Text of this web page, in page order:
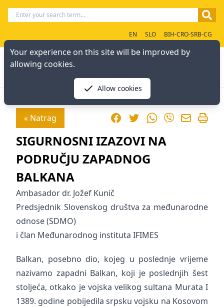
EN SLO BIH-CRO-SRB-CG
« Natrag FacebookTwitterWhatsApp
Viber
SIGURNOSNI IZAZOVI NA
PODRUČJU ZAPADNOG
BALKANA
Ambasador dr. Jožef Kunič
Predsjednik Slovenskog društva za međunarodne
odnose (SDMO)
i član Međunarodnog instituta IFIMES
Balkan, posebno dio, kojeg u poslednje vrijeme
nazivamo zapadni Balkan, koji je poslednjih šest
stoljeća, otkako je vojska velikog sultana Murata I
1389. godine pobijedila srpsku vojsku na Kosovom
Your experience on this site will be improved by
allowing cookies.
Allow cookies